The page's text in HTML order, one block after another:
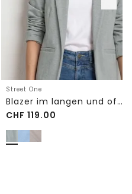
Street One
Blazer im langen und offenen Schnitt
CHF 119.00